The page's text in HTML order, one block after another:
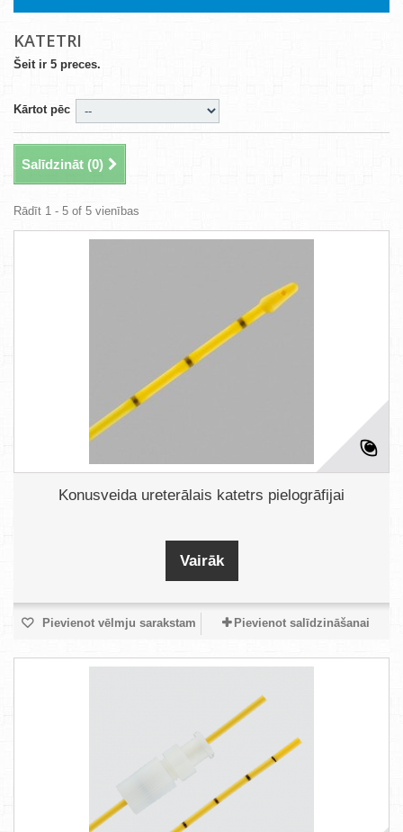
KATETRI
Šeit ir 5 preces.
Kārtot pēc
Salīdzināt (0)
Rādīt 1 - 5 of 5 vienības
Konusveida ureterālais katetrs pielogrāfijai
Vairāk
Pievienot vēlmju sarakstam Pievienot salīdzināšanai